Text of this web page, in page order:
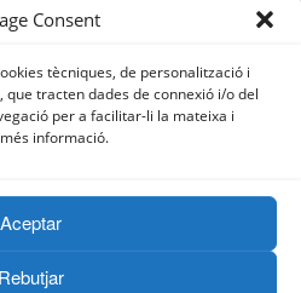
Consent
tècniques, de personalització i
tracten dades de connexió i/o del
per a facilitar-li la mateixa i
informació.
Aceptar
Rebutjar
de Comerç de
forma part del Pla
i p[...]